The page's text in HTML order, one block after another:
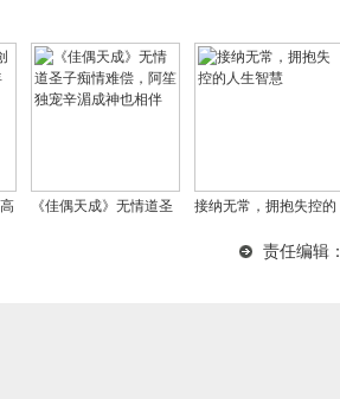
《佳偶天成》无情道圣
接纳无常，拥抱失控的
责任编辑：